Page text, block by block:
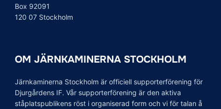
Box 92091
120 07 Stockholm
OM JÄRNKAMINERNA STOCKHOLM
Järnkaminerna Stockholm är officiell supporterförening för
Djurgårdens IF. Vår supporterförening är den aktiva
ståplatspublikens röst i organiserad form och vi för talan å